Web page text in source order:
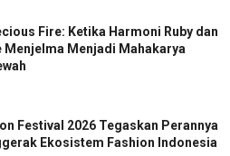
Fire: Ketika Harmoni Ruby dan
Menjelma Menjadi Mahakarya
Festival 2026 Tegaskan Perannya
Ekosistem Fashion Indonesia